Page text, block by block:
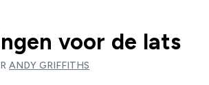
voor de lats
ANDY GRIFFITHS